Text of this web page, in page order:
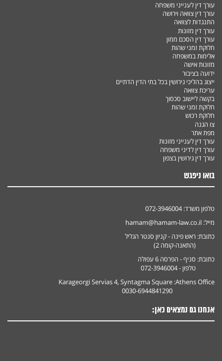
עורך דין לענייני משפחה
עורך דין צוואה וירושה
התנגדות לצוואה
עורך דין מזונות
עורך דין הסכם ממון
חלוקת זמני שהות
אלימות במשפחה
מזונות אישה
ידועה בציבור
ייצוג בהליכי גירושין בכל בתי הדין הדתיים
עריכת צוואה
בקשה ליישוב סכסוך
חלוקת זמני שהות
חלוקת רכוש
צו הגנה
מפת אתר
עורך דין לענייני מזונות
עורך דין לדיני משפחה
עורך דין גירושין בצפון
בואו ניפגש
טלפון משרד: 072-3946004
מייל: hamam@hamam-law.co.il
כתובת: ראש פינה - קניון סנטר הגליל
(התאנה-קומה 2)
כתובת: סניף - הפרסה 6 עפולה
טלפון - 072-3946004
Athens Office:
Karageorgi Servias 4, Syntagma Square
0030-6944841290
אנחנו גם נמצאים כאן: